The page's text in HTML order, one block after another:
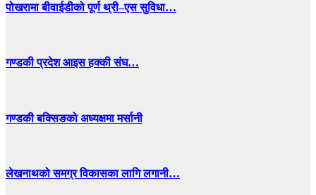
पोखरामा बीवाईडीको पूर्ण थ्री–एस सुविधा…
गण्डकी प्रदेश आइस हक्की संघ…
गण्डकी बक्सिङको अध्यक्षमा मर्सानी
लेखनाथको समग्र विकासका लागि लगानी…